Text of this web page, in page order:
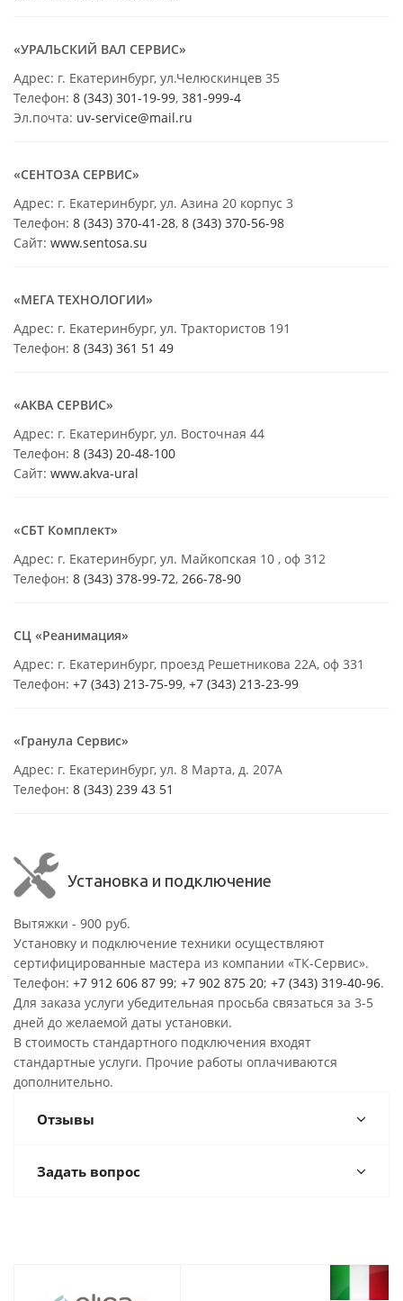
«УРАЛЬСКИЙ ВАЛ СЕРВИС»
Адрес: г. Екатеринбург, ул.Челюскинцев 35
Телефон: 8 (343) 301-19-99, 381-999-4
Эл.почта: uv-service@mail.ru
«СЕНТОЗА СЕРВИС»
Адрес: г. Екатеринбург, ул. Азина 20 корпус 3
Телефон: 8 (343) 370-41-28, 8 (343) 370-56-98
Сайт: www.sentosa.su
«МЕГА ТЕХНОЛОГИИ»
Адрес: г. Екатеринбург, ул. Трактористов 191
Телефон: 8 (343) 361 51 49
«АКВА СЕРВИС»
Адрес: г. Екатеринбург, ул. Восточная 44
Телефон: 8 (343) 20-48-100
Сайт: www.akva-ural
«СБТ Комплект»
Адрес: г. Екатеринбург, ул. Майкопская 10 , оф 312
Телефон: 8 (343) 378-99-72, 266-78-90
СЦ «Реанимация»
Адрес: г. Екатеринбург, проезд Решетникова 22А, оф 331
Телефон: +7 (343) 213-75-99, +7 (343) 213-23-99
«Гранула Сервис»
Адрес: г. Екатеринбург, ул. 8 Марта, д. 207А
Телефон: 8 (343) 239 43 51
Установка и подключение
Вытяжки - 900 руб.
Установку и подключение техники осуществляют
сертифицированные мастера из компании «ТК-Сервис».
Телефон: +7 912 606 87 99; +7 902 875 20; +7 (343) 319-40-96.
Для заказа услуги убедительная просьба связаться за 3-5
дней до желаемой даты установки.
В стоимость стандартного подключения входят
стандартные услуги. Прочие работы оплачиваются
дополнительно.
Отзывы
Задать вопрос